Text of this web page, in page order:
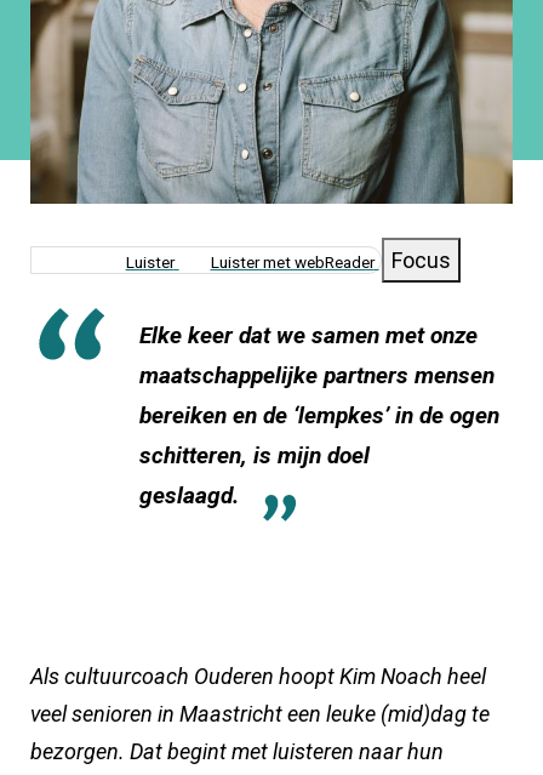
Luister Luister met webReader Focus
Elke keer dat we samen met onze
maatschappelijke partners mensen
bereiken en de ‘lempkes’ in de ogen
schitteren, is mijn doel
geslaagd.
Als cultuurcoach Ouderen hoopt Kim Noach heel
veel senioren in Maastricht een leuke (mid)dag te
bezorgen. Dat begint met luisteren naar hun